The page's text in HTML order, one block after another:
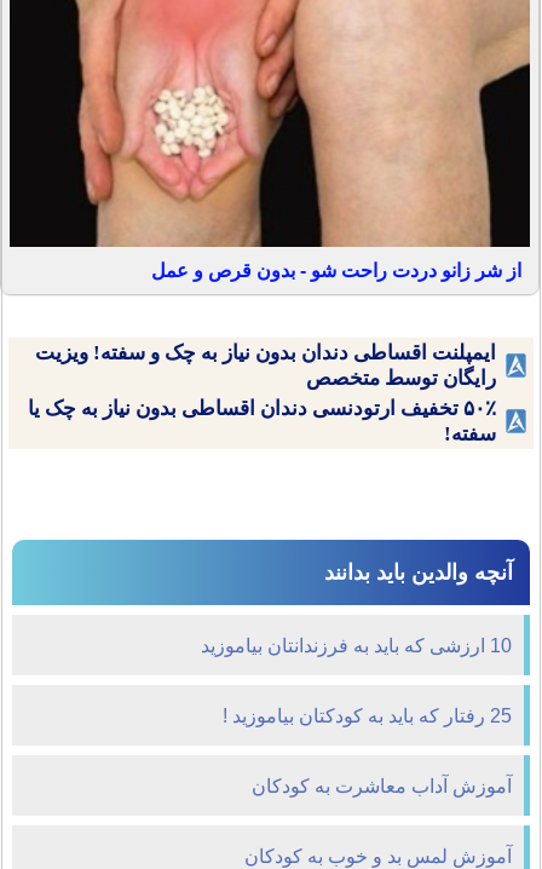
از شر زانو دردت راحت شو - بدون قرص و عمل
ایمپلنت اقساطی دندان بدون نیاز به چک و سفته! ویزیت
رایگان توسط متخصص
۵۰٪ تخفیف ارتودنسی دندان اقساطی بدون نیاز به چک یا
سفته!
آنچه والدین باید بدانند
10 ارزشی که باید به فرزندانتان بیاموزید
25 رفتار که باید به کودکتان بیاموزید !
آموزش آداب معاشرت به کودکان
آموزش لمس بد و خوب به کودکان